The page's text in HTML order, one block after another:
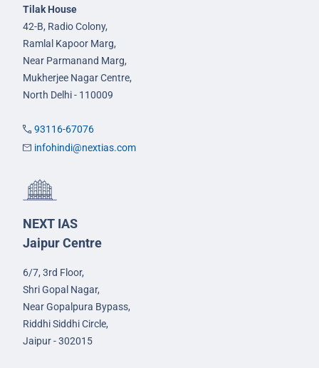
Tilak House
42-B, Radio Colony,
Ramlal Kapoor Marg,
Near Parmanand Marg,
Mukherjee Nagar Centre,
North Delhi - 110009
93116-67076
infohindi@nextias.com
NEXT IAS
Jaipur Centre
6/7, 3rd Floor,
Shri Gopal Nagar,
Near Gopalpura Bypass,
Riddhi Siddhi Circle,
Jaipur - 302015